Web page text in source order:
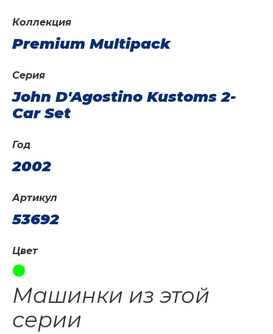
Год
2002
Коллекция
Premium Multipack
Артикул
53692
Серия
John D'Agostino Kustoms 2-
Car Set
Цвет
Машинки из этой
серии